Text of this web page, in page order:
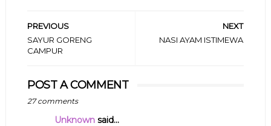
NEXT
NASI AYAM ISTIMEWA
PREVIOUS
SAYUR GORENG
CAMPUR
POST A COMMENT
27 comments
Unknownsaid...